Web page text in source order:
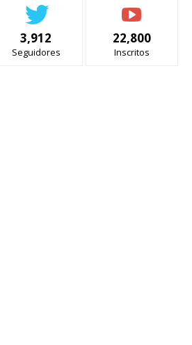
3,912
Seguidores
22,800
Inscritos